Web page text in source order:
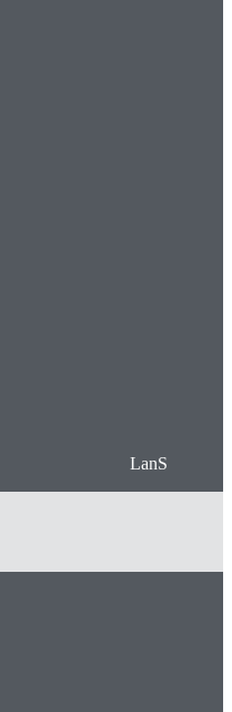
LanS